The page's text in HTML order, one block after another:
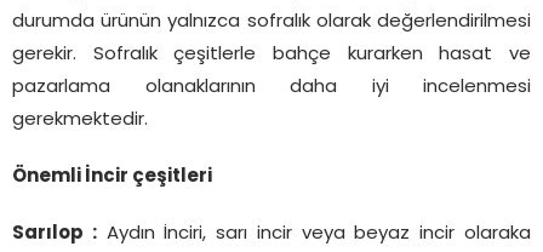
durumda ürünün yalnızca sofralık olarak değerlendirilmesi
gerekir. Sofralık çeşitlerle bahçe kurarken hasat ve
pazarlama olanaklarının daha iyi incelenmesi
gerekmektedir.
Önemli İncir çeşitleri
Sarılop :Aydın İnciri, sarı incir veya beyaz incir olaraka